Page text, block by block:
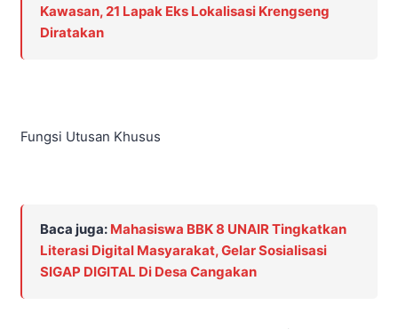
Kawasan, 21 Lapak Eks Lokalisasi Krengseng
Diratakan
Fungsi Utusan Khusus
Baca juga: Mahasiswa BBK 8 UNAIR Tingkatkan
Literasi Digital Masyarakat, Gelar Sosialisasi
SIGAP DIGITAL Di Desa Cangakan